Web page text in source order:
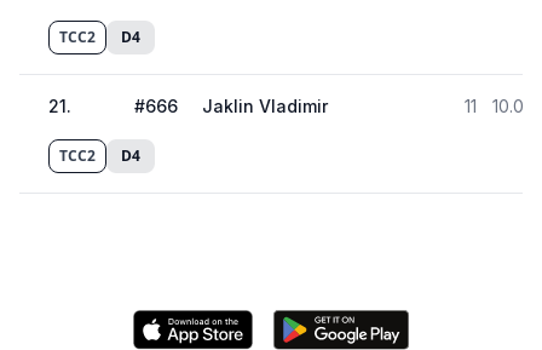
TCC2 D4
21. #666 Jaklin Vladimir 11
TCC2 D4